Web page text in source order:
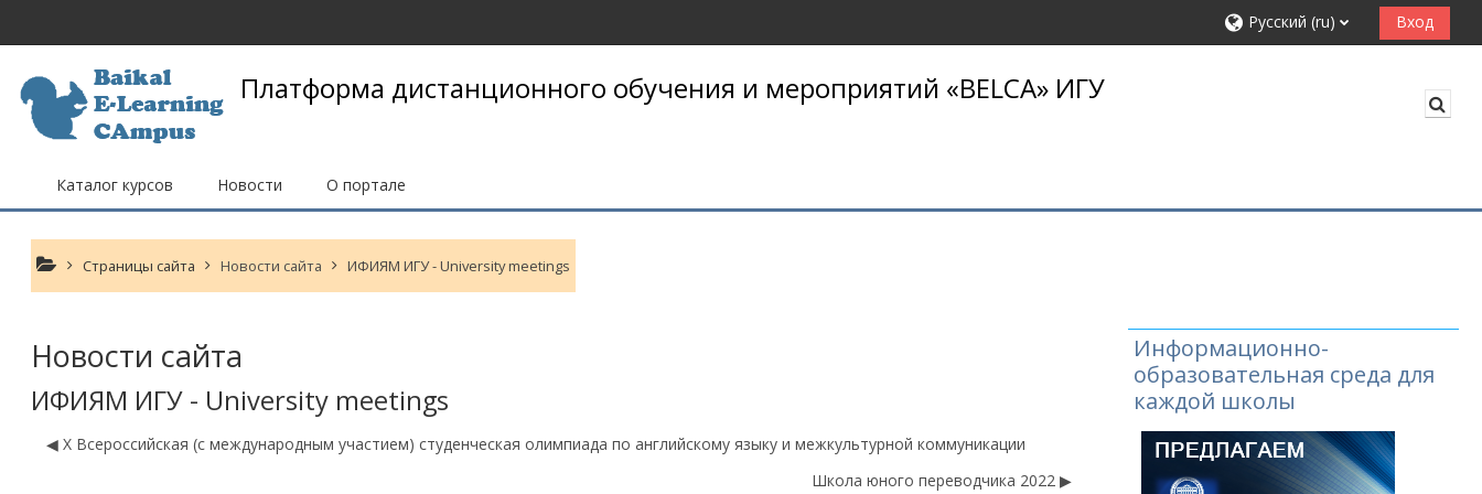
Русский ‎(ru)‎ Вход
Платформа дистанционного обучения и мероприятий «BELCA» ИГУ
Каталог курсов Новости О портале
Страницы сайта Новости сайта ИФИЯМ ИГУ - University meetings
Новости сайта
ИФИЯМ ИГУ - University meetings
◀︎ X Всероссийская (с международным участием) студенческая олимпиада по английскому языку и межкультурной коммуникации
Школа юного переводчика 2022 ▶︎
Информационно-
образовательная среда для
каждой школы